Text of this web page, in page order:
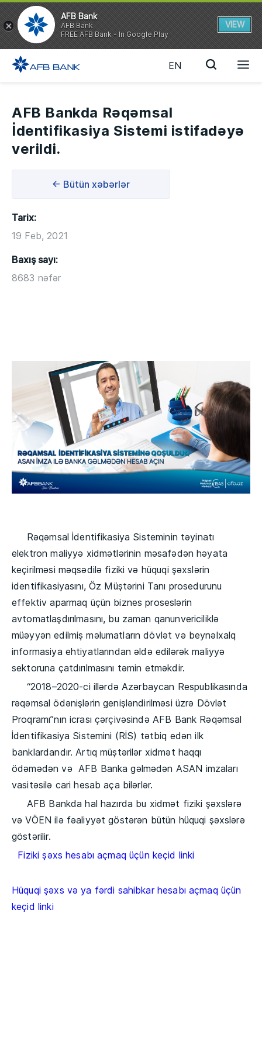
EN
AFB Bankda Rəqəmsal
İdentifikasiya Sistemi istifadəyə
verildi.
← Bütün xəbərlər
Tarix:
19 Feb, 2021
Baxış sayı:
8683 nəfər
Rəqəmsal İdentifikasiya Sisteminin təyinatı
elektron maliyyə xidmətlərinin məsafədən həyata
keçirilməsi məqsədilə fiziki və hüquqi şəxslərin
identifikasiyasını, Öz Müştərini Tanı prosedurunu
effektiv aparmaq üçün biznes proseslərin
avtomatlaşdırılmasını, bu zaman qanunvericiliklə
müəyyən edilmiş məlumatların dövlət və beynəlxalq
informasiya ehtiyatlarından əldə edilərək maliyyə
sektoruna çatdırılmasını təmin etməkdir.
“2018–2020-ci illərdə Azərbaycan Respublikasında
rəqəmsal ödənişlərin genişləndirilməsi üzrə Dövlət
Proqramı”nın icrası çərçivəsində AFB Bank Rəqəmsal
İdentifikasiya Sistemini (RİS) tətbiq edən ilk
banklardandır. Artıq müştərilər xidmət haqqı
ödəmədən və AFB Banka gəlmədən ASAN imzaları
vasitəsilə cari hesab aça bilərlər.
AFB Bankda hal hazırda bu xidmət fiziki şəxslərə
və VÖEN ilə fəaliyyət göstərən bütün hüquqi şəxslərə
göstərilir.
Fiziki şəxs hesabı açmaq üçün keçid linki
Hüquqi şəxs və ya fərdi sahibkar hesabı açmaq üçün
keçid linki
AFB Bank
AFB Bank
FREE AFB Bank - In Google Play
VIEW